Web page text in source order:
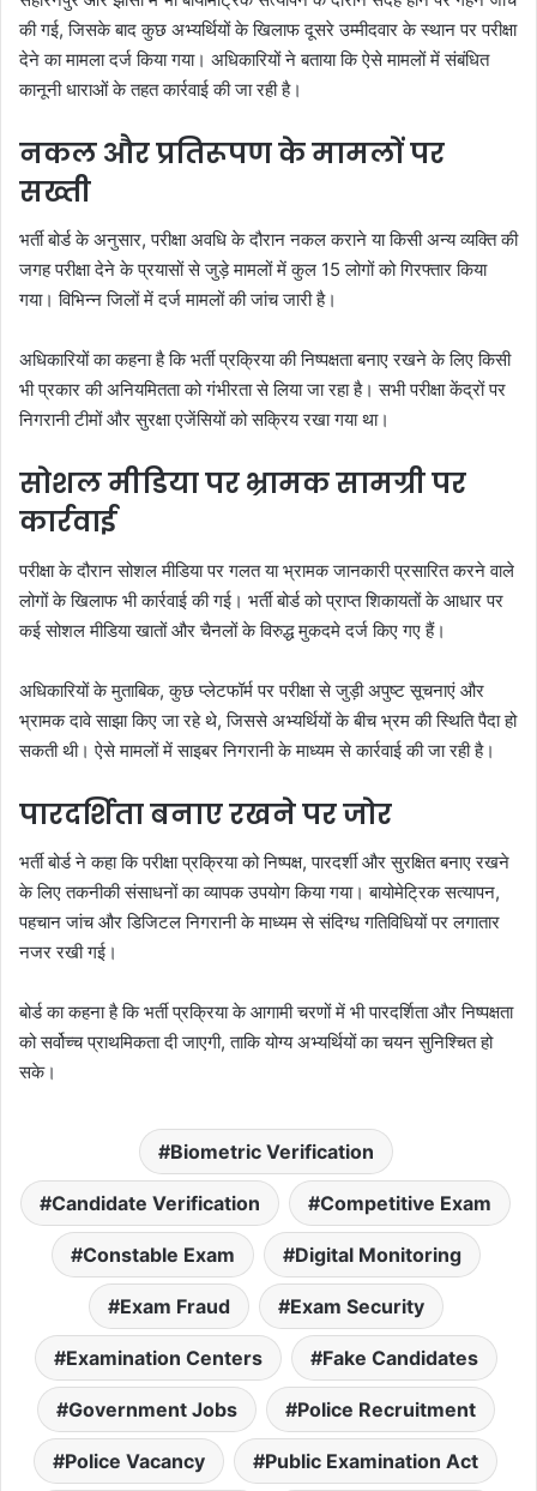
की गई, जिसके बाद कुछ अभ्यर्थियों के खिलाफ दूसरे उम्मीदवार के स्थान पर परीक्षा
देने का मामला दर्ज किया गया। अधिकारियों ने बताया कि ऐसे मामलों में संबंधित
कानूनी धाराओं के तहत कार्रवाई की जा रही है।
नकल और प्रतिरूपण के मामलों पर
सख्ती
भर्ती बोर्ड के अनुसार, परीक्षा अवधि के दौरान नकल कराने या किसी अन्य व्यक्ति की
जगह परीक्षा देने के प्रयासों से जुड़े मामलों में कुल 15 लोगों को गिरफ्तार किया
गया। विभिन्न जिलों में दर्ज मामलों की जांच जारी है।
अधिकारियों का कहना है कि भर्ती प्रक्रिया की निष्पक्षता बनाए रखने के लिए किसी
भी प्रकार की अनियमितता को गंभीरता से लिया जा रहा है। सभी परीक्षा केंद्रों पर
निगरानी टीमों और सुरक्षा एजेंसियों को सक्रिय रखा गया था।
सोशल मीडिया पर भ्रामक सामग्री पर
कार्रवाई
परीक्षा के दौरान सोशल मीडिया पर गलत या भ्रामक जानकारी प्रसारित करने वाले
लोगों के खिलाफ भी कार्रवाई की गई। भर्ती बोर्ड को प्राप्त शिकायतों के आधार पर
कई सोशल मीडिया खातों और चैनलों के विरुद्ध मुकदमे दर्ज किए गए हैं।
अधिकारियों के मुताबिक, कुछ प्लेटफॉर्म पर परीक्षा से जुड़ी अपुष्ट सूचनाएं और
भ्रामक दावे साझा किए जा रहे थे, जिससे अभ्यर्थियों के बीच भ्रम की स्थिति पैदा हो
सकती थी। ऐसे मामलों में साइबर निगरानी के माध्यम से कार्रवाई की जा रही है।
पारदर्शिता बनाए रखने पर जोर
भर्ती बोर्ड ने कहा कि परीक्षा प्रक्रिया को निष्पक्ष, पारदर्शी और सुरक्षित बनाए रखने
के लिए तकनीकी संसाधनों का व्यापक उपयोग किया गया। बायोमेट्रिक सत्यापन,
पहचान जांच और डिजिटल निगरानी के माध्यम से संदिग्ध गतिविधियों पर लगातार
नजर रखी गई।
बोर्ड का कहना है कि भर्ती प्रक्रिया के आगामी चरणों में भी पारदर्शिता और निष्पक्षता
को सर्वोच्च प्राथमिकता दी जाएगी, ताकि योग्य अभ्यर्थियों का चयन सुनिश्चित हो
सके।
Biometric Verification
Candidate Verification Competitive Exam
Constable Exam Digital Monitoring
Exam Fraud Exam Security
Examination Centers Fake Candidates
Government Jobs Police Recruitment
Police Vacancy Public Examination Act